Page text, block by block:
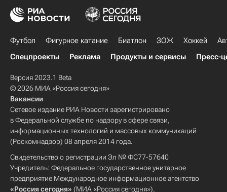
Футбол Фигурное катание Биатлон ЗОЖ Хоккей
Спецпроекты
Реклама Продукты и сервисы Пресс-
Версия 2023.1 Beta
© 2026 МИА «Россия сегодня»
Вакансии
Сетевое издание РИА Новости зарегистрировано
в Федеральной службе по надзору в сфере связи,
информационных технологий и массовых коммуникаций
(Роскомнадзор) 08 апреля 2014 года.
Свидетельство о регистрации Эл № ФС77-57640
Учредитель: Федеральное государственное унитарное
предприятие Международное информационное агентство
«Россия сегодня» (МИА «Россия сегодня»).